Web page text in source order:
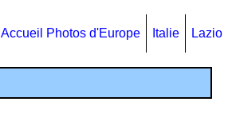
Accueil Photos d'Europe Italie Lazio